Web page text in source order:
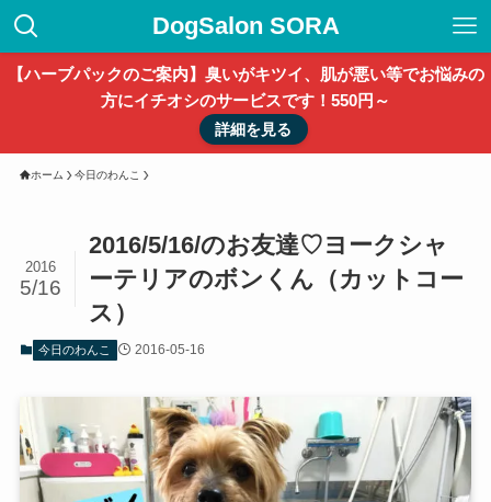
DogSalon SORA
【ハーブパックのご案内】臭いがキツイ、肌が悪い等でお悩みの
方にイチオシのサービスです！550円～
詳細を見る
ホーム 今日のわんこ
2016/5/16/のお友達♡ヨークシャ
ーテリアのボンくん（カットコー
ス）
2016
5/16
今日のわんこ 2016-05-16